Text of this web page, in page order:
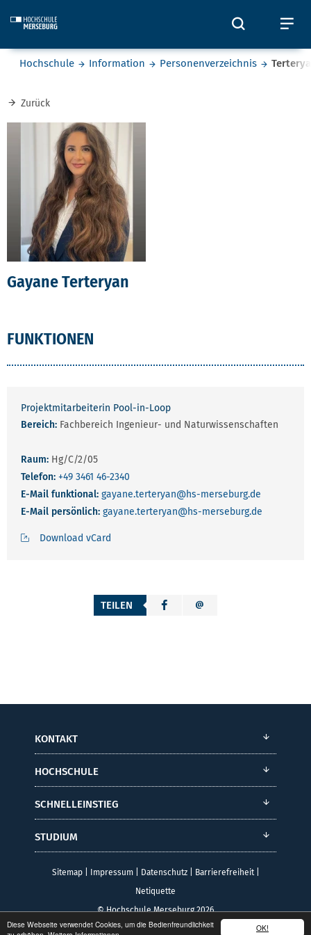
OK!
Diese Webseite verwendet Cookies, um die Bedienfreundlichkeit
Öffnet
Sie befinden sich hier:
Hochschule Information Personenverzeichnis
Zurück
Gayane Terteryan
FUNKTIONEN
Projektmitarbeiterin Pool-in-Loop
Bereich: Fachbereich Ingenieur- und Naturwissenschaften
Raum: Hg/C/2/05
Telefon: +49 3461 46-2340
E-Mail funktional: gayane.terteryan@hs-merseburg.de
E-Mail persönlich: gayane.terteryan@hs-merseburg.de
Download vCard
TEILEN
KONTAKT
HOCHSCHULE
SCHNELLEINSTIEG
STUDIUM
Sitemap| Impressum| Datenschutz| Barrierefreiheit|
Netiquette
© Hochschule Merseburg 2026